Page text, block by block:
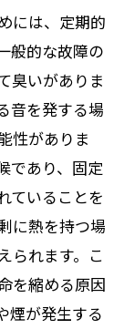
には、定期的
般的な故障の
臭いがありま
音を発する場
性がありま
であり、固定
ていることを
に熱を持つ場
られます。こ
を縮める原因
煙が発生する